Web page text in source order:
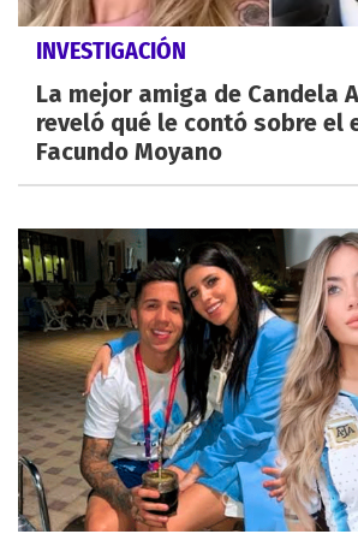
INVESTIGACIÓN
La mejor amiga de Candela
reveló qué le contó sobre el
Facundo Moyano